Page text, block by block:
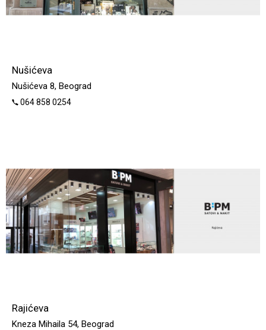
Nušićeva
Nušićeva 8, Beograd
064 858 0254
Rajićeva
Kneza Mihaila 54, Beograd